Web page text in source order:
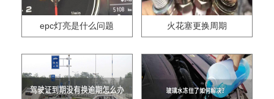
epc灯亮是什么问题 火花塞更换周期